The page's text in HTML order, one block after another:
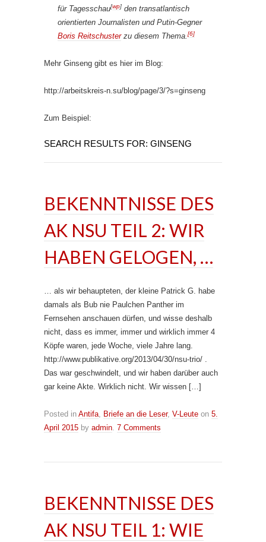
für Tagesschau[wp] den transatlantisch
orientierten Journalisten und Putin-Gegner
Boris Reitschusterzu diesem Thema. [6]
Mehr Ginseng gibt es hier im Blog:
http://arbeitskreis-n.su/blog/page/3/?s=ginseng
Zum Beispiel:
SEARCH RESULTS FOR: GINSENG
BEKENNTNISSE DES
AK NSU TEIL 2: WIR
HABEN GELOGEN, …
… als wir behaupteten, der kleine Patrick G. habe
damals als Bub nie Paulchen Panther im
Fernsehen anschauen dürfen, und wisse deshalb
nicht, dass es immer, immer und wirklich immer 4
Köpfe waren, jede Woche, viele Jahre lang.
http://www.publikative.org/2013/04/30/nsu-trio/ .
Das war geschwindelt, und wir haben darüber auch
gar keine Akte. Wirklich nicht. Wir wissen […]
Posted in Antifa Briefe an die Leser, V-Leute on 5.
April 2015 by admin 7 Comments
BEKENNTNISSE DES
AK NSU TEIL 1: WIE